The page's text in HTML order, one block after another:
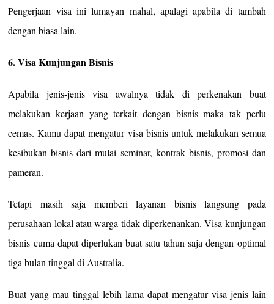
Pengerjaan visa ini lumayan mahal, apalagi apabila di tambah
dengan biasa lain.
6. Visa Kunjungan Bisnis
Apabila jenis-jenis visa awalnya tidak di perkenakan buat
melakukan kerjaan yang terkait dengan bisnis maka tak perlu
cemas. Kamu dapat mengatur visa bisnis untuk melakukan semua
kesibukan bisnis dari mulai seminar, kontrak bisnis, promosi dan
pameran.
Tetapi masih saja memberi layanan bisnis langsung pada
perusahaan lokal atau warga tidak diperkenankan. Visa kunjungan
bisnis cuma dapat diperlukan buat satu tahun saja dengan optimal
tiga bulan tinggal di Australia.
Buat yang mau tinggal lebih lama dapat mengatur visa jenis lain